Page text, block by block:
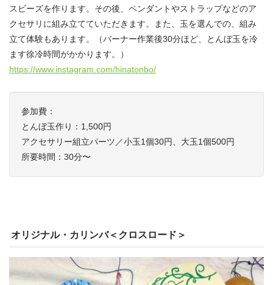
スビーズを作ります。その後、ペンダントやストラップなどのア
クセサリに組み立てていただきます。また、玉を選んでの、組み
立て体験もあります。（バーナー作業後30分ほど、とんぼ玉を冷
ます徐冷時間がかかります。）
https://www.instagram.com/hinatonbo/
参加費：
とんぼ玉作り：1,500円
アクセサリー組立パーツ／小玉1個30円、大玉1個500円
所要時間：30分〜
オリジナル・カリンバ＜クロスロード＞